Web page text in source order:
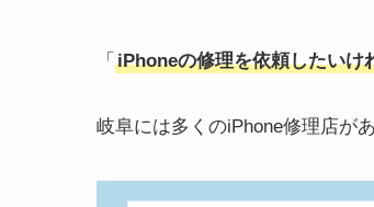
「 iPhoneの修理を依頼したいけ
岐阜には多くのiPhone修理店が